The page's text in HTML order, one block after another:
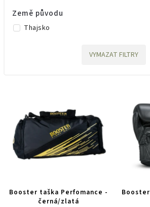
Země původu
Thajsko
VYMAZAT FILTRY
Booster taška Perfomance -
černá/zlatá